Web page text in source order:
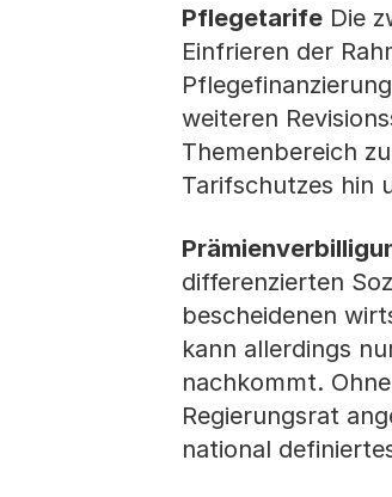
Pflegetarife Die
Einfrieren der
weiteren
Themenbereich
Tarifschutzes hin
differenzierten
bescheidenen
kann allerdings
nachkommt.
Regierungsrat
national